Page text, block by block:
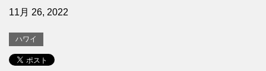
11月 26, 2022
ハワイ